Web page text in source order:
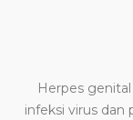
Herpes
infeksi virus dan